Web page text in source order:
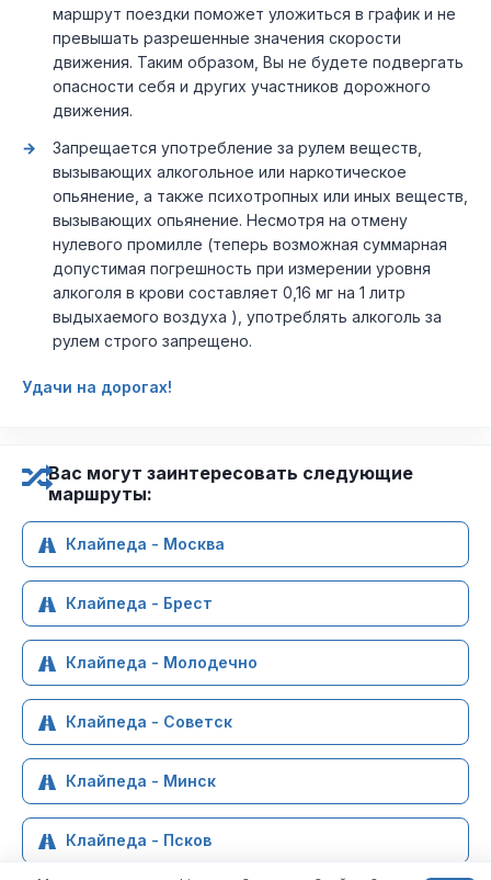
маршрут поездки поможет уложиться в график и не
превышать разрешенные значения скорости
движения. Таким образом, Вы не будете подвергать
опасности себя и других участников дорожного
движения.
Запрещается употребление за рулем веществ,
вызывающих алкогольное или наркотическое
опьянение, а также психотропных или иных веществ,
вызывающих опьянение. Несмотря на отмену
нулевого промилле (теперь возможная суммарная
допустимая погрешность при измерении уровня
алкоголя в крови составляет 0,16 мг на 1 литр
выдыхаемого воздуха ), употреблять алкоголь за
рулем строго запрещено.
Удачи на дорогах!
Вас могут заинтересовать следующие
маршруты:
Клайпеда - Москва
Клайпеда - Брест
Клайпеда - Молодечно
Клайпеда - Советск
Клайпеда - Минск
Клайпеда - Псков